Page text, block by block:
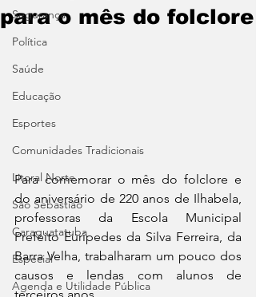
Segurança
Política
Saúde
Educação
Esportes
Comunidades Tradicionais
Litoral Norte
São Sebastião
Caraguatatuba
Especial
Agenda e Utilidade Pública
para o mês do folclore
Para comemorar o mês do folclore e
do aniversário de 220 anos de Ilhabela,
professoras da Escola Municipal
Prefeito Eurípedes da Silva Ferreira, da
Barra Velha, trabalharam um pouco dos
causos e lendas com alunos de